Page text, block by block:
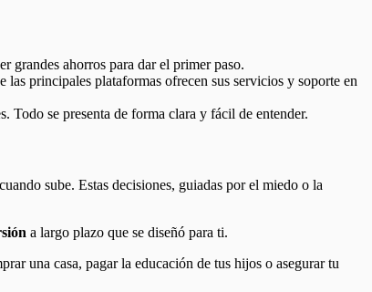
grandes ahorros para dar el primer paso.
principales plataformas ofrecen sus servicios y soporte en
Todo se presenta de forma clara y fácil de entender.
sube. Estas decisiones, guiadas por el miedo o la
a largo plazo que se diseñó para ti.
una casa, pagar la educación de tus hijos o asegurar tu